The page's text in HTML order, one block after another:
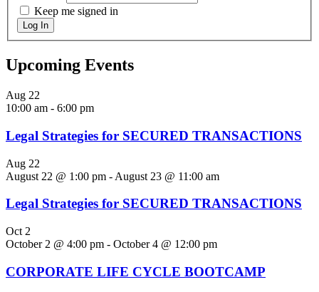
Keep me signed in
Log In
Upcoming Events
Aug 22
10:00 am - 6:00 pm
Legal Strategies for SECURED TRANSACTIONS
Aug 22
August 22 @ 1:00 pm - August 23 @ 11:00 am
Legal Strategies for SECURED TRANSACTIONS
Oct 2
October 2 @ 4:00 pm - October 4 @ 12:00 pm
CORPORATE LIFE CYCLE BOOTCAMP